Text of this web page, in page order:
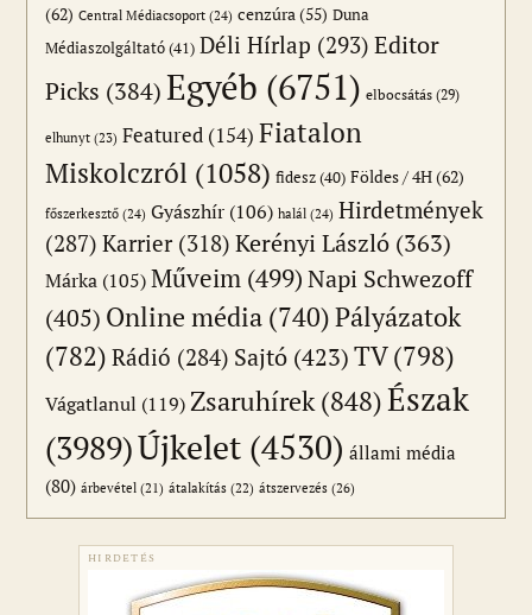
(62) Central Médiacsoport (24) cenzúra(55) Duna
Médiaszolgáltató(41) Déli Hírlap (293) Editor
Picks (384)Egyéb (6751) elbocsátás (29)
elhunyt (23) Featured (154) Fiatalon
Miskolczról (1058) fidesz(40) Földes / 4H(62)
főszerkesztő (24) Gyászhír (106) halál (24) Hirdetmények
(287) Karrier(318) Kerényi László (363)
Márka (105) Műveim (499)Napi Schwezoff
(405) Online média (740)Pályázatok
(782) Rádió (284) Sajtó (423)TV(798)
Vágatlanul (119)Zsaruhírek(848)Észak
(3989)Újkelet (4530) állami média
(80) árbevétel (21) átalakítás (22) átszervezés (26)
HIRDETÉS